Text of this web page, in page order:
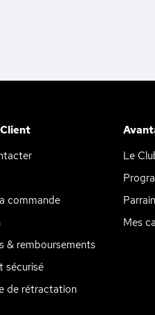
commande
& remboursements
sécurisé
de rétractation
Le
Mes
Personnalisez